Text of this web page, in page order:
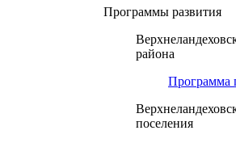
Программы развития
района
Программа
поселения